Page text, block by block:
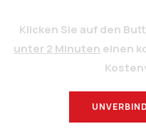
Klicken Sie auf den
unter 2 Minuten einen